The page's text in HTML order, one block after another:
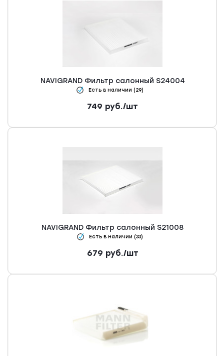
NAVIGRAND Фильтр салонный S24004
Есть в наличии (29)
749 руб./шт
NAVIGRAND Фильтр салонный S21008
Есть в наличии (33)
679 руб./шт